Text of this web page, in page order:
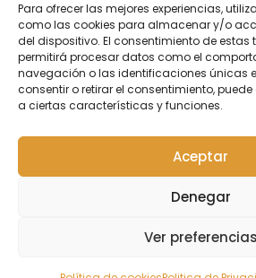
Para ofrecer las mejores experiencias,
como las cookies para almacenar y/o
del dispositivo. El consentimiento de
permitirá procesar datos como el
navegación o las identificaciones únicas
consentir o retirar el consentimiento,
a ciertas características y funciones.
Aceptar
Denegar
Ver preferencias
Congreso